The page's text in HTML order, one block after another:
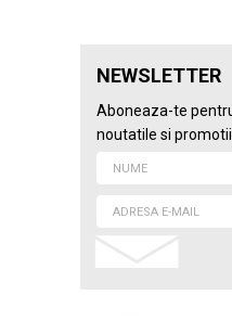
NEWSLETTER
Aboneaza-te
noutatile si